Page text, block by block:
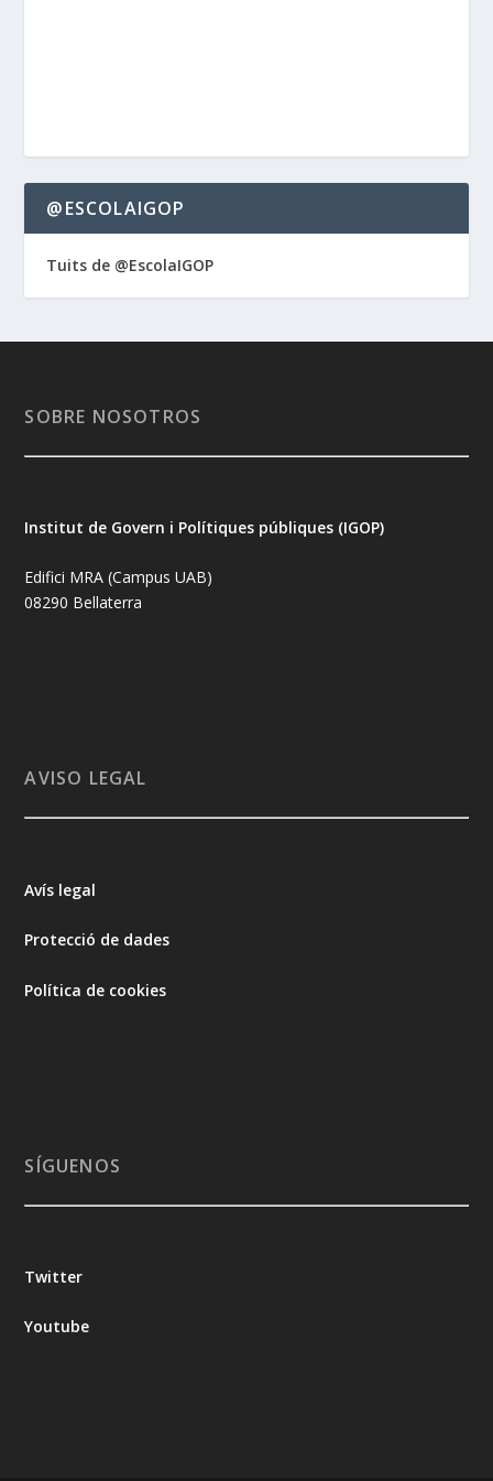
@ESCOLAIGOP
Tuits de @EscolaIGOP
SOBRE NOSOTROS
Institut de Govern i Polítiques públiques (IGOP)
Edifici MRA (Campus UAB)
08290 Bellaterra
AVISO LEGAL
Avís legal
Protecció de dades
Política de cookies
SÍGUENOS
Twitter
Youtube